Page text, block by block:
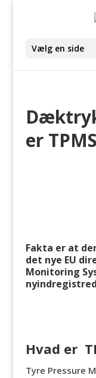
Vælg en side
er TPMS
Fakta er at
det nye EU
Monitoring
Hvad er
Tyre Pressure